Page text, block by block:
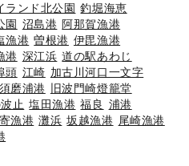
ランド北公園 釣堀海恵
園 沼島港 阿那賀漁港
漁港 曽根港 伊毘漁港
港 深江浜 道の駅あわじ
頭 江崎 加古川河口一文字
須磨浦港 旧波門崎燈籠堂
止 塩田漁港 福良 浦港
漁港 灘浜 坂越漁港 尾崎漁港